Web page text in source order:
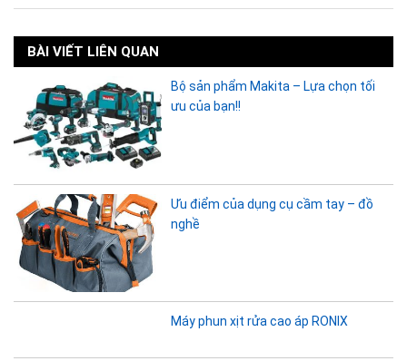
BÀI VIẾT LIÊN QUAN
Bộ sản phẩm Makita – Lựa chọn tối
ưu của bạn!!
Ưu điểm của dụng cụ cầm tay – đồ
nghề
Máy phun xịt rửa cao áp RONIX